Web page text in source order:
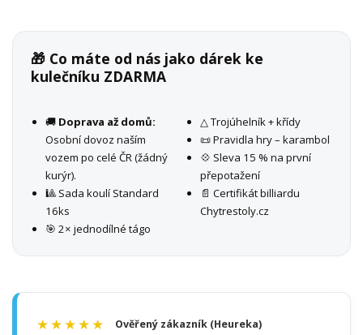
🎁 Co máte od nás jako dárek ke
kulečníku ZDARMA
🚚 Doprava až domů:
Osobní dovoz naším
vozem po celé ČR (žádný
kurýr).
🎱 Sada koulí Standard
16ks
🎯 2× jednodílné tágo
△ Trojúhelník + křídy
📜 Pravidla hry – karambol
💠 Sleva 15 % na první
přepotažení
📄 Certifikát billiardu
Chytrestoly.cz
★★★★★ Ověřený zákazník (Heureka)